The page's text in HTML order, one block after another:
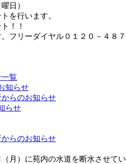
日）
を行います。
！！
フリーダイヤル０１２０－４８７
覧
らのお知らせ
らせ
らのお知らせ
月）に苑内の水道を断水させてい